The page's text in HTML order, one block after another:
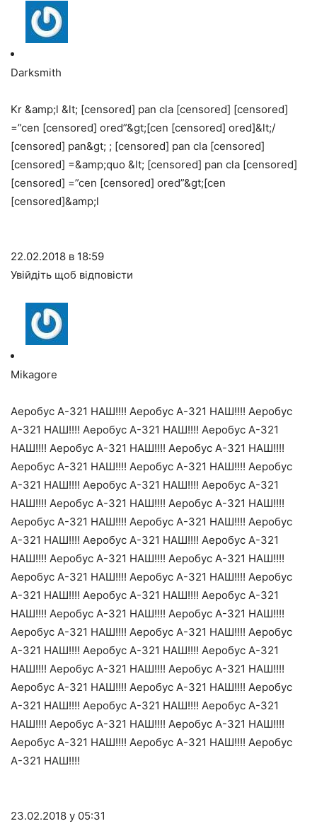
Darksmith
Kr &amp;l &lt; [censored] pan cla [censored] [censored]
=”cen [censored] ored”&gt;[cen [censored] ored]&lt;/
[censored] pan&gt; ; [censored] pan cla [censored]
[censored] =&amp;quo &lt; [censored] pan cla [censored]
[censored] =”cen [censored] ored”&gt;[cen
[censored]&amp;l
22.02.2018 в 18:59
Увійдіть щоб відповісти
Mikagore
Аеробус А-321 НАШ!!!! Аеробус А-321 НАШ!!!! Аеробус
А-321 НАШ!!!! Аеробус А-321 НАШ!!!! Аеробус А-321
НАШ!!!! Аеробус А-321 НАШ!!!! Аеробус А-321 НАШ!!!!
Аеробус А-321 НАШ!!!! Аеробус А-321 НАШ!!!! Аеробус
А-321 НАШ!!!! Аеробус А-321 НАШ!!!! Аеробус А-321
НАШ!!!! Аеробус А-321 НАШ!!!! Аеробус А-321 НАШ!!!!
Аеробус А-321 НАШ!!!! Аеробус А-321 НАШ!!!! Аеробус
А-321 НАШ!!!! Аеробус А-321 НАШ!!!! Аеробус А-321
НАШ!!!! Аеробус А-321 НАШ!!!! Аеробус А-321 НАШ!!!!
Аеробус А-321 НАШ!!!! Аеробус А-321 НАШ!!!! Аеробус
А-321 НАШ!!!! Аеробус А-321 НАШ!!!! Аеробус А-321
НАШ!!!! Аеробус А-321 НАШ!!!! Аеробус А-321 НАШ!!!!
Аеробус А-321 НАШ!!!! Аеробус А-321 НАШ!!!! Аеробус
А-321 НАШ!!!! Аеробус А-321 НАШ!!!! Аеробус А-321
НАШ!!!! Аеробус А-321 НАШ!!!! Аеробус А-321 НАШ!!!!
Аеробус А-321 НАШ!!!! Аеробус А-321 НАШ!!!! Аеробус
А-321 НАШ!!!! Аеробус А-321 НАШ!!!! Аеробус А-321
НАШ!!!! Аеробус А-321 НАШ!!!! Аеробус А-321 НАШ!!!!
Аеробус А-321 НАШ!!!! Аеробус А-321 НАШ!!!! Аеробус
А-321 НАШ!!!!
23.02.2018 у 05:31